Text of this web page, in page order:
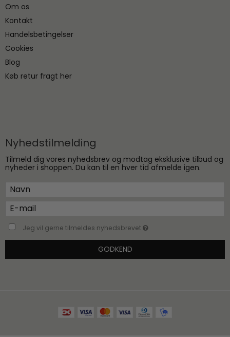
Om os
Kontakt
Handelsbetingelser
Cookies
Blog
Køb retur fragt her
Nyhedstilmelding
Tilmeld dig vores nyhedsbrev og modtag eksklusive tilbud og
nyheder i shoppen. Du kan til en hver tid afmelde igen.
Jeg vil gerne tilmeldes nyhedsbrevet
GODKEND